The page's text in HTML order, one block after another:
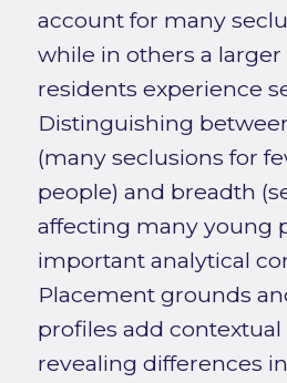
account for many
while in others a larger
residents experience
Distinguishing
(many seclusions for
people) and breadth
affecting many young
important analytical
Placement grounds
profiles add
revealing differences